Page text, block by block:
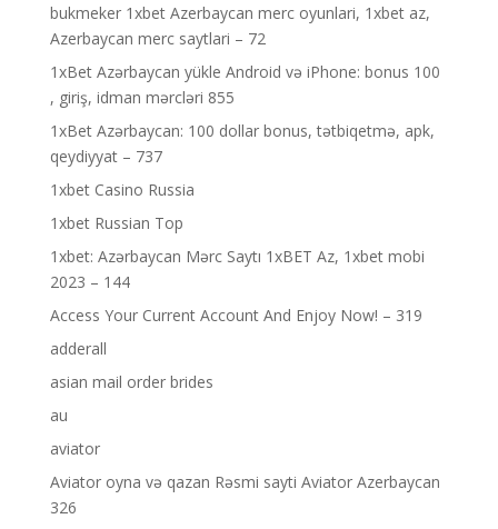
bukmeker 1xbet Azerbaycan merc oyunlari, 1xbet az,
Azerbaycan merc saytlari – 72
1xBet Azərbaycan yükle Android və iPhone: bonus 100
, giriş, idman mərcləri 855
1xBet Azərbaycan: 100 dollar bonus, tətbiqetmə, apk,
qeydiyyat – 737
1xbet Casino Russia
1xbet Russian Top
1xbet: Azərbaycan Mərc Saytı 1xBET Az, 1xbet mobi
2023 – 144
Access Your Current Account And Enjoy Now! – 319
adderall
asian mail order brides
au
aviator
Aviator oyna və qazan Rəsmi sayti Aviator Azerbaycan
326